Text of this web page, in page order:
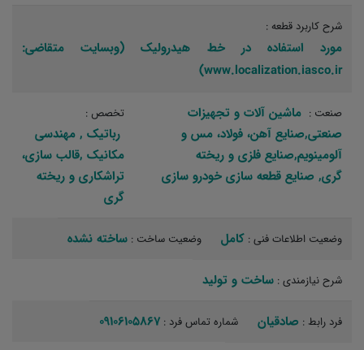
شرح کاربرد قطعه :
مورد استفاده در خط هیدرولیک (وبسایت متقاضی:
www.localization.iasco.ir)
صنعت : ماشین آلات و تجهیزات
صنعتی,صنایع آهن، فولاد، مس و
آلومینویم,صنایع فلزی و ریخته
گری, صنایع قطعه سازی خودرو سازی
تخصص :
رباتیک‏ , مهندسی
مکانیک‏ ,قالب سازی،
تراشکاری و ریخته
گری‏
وضعیت اطلاعات فنی : کامل وضعیت ساخت : ساخته نشده
شرح نیازمندی : ساخت و تولید‏
فرد رابط : صادقیان شماره تماس فرد : 09106105867